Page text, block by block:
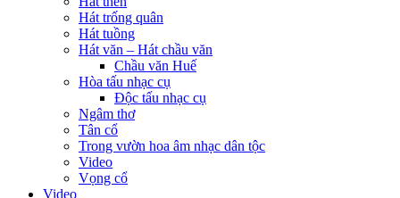
Hát trống quân
Hát tuồng
Hát văn – Hát chầu văn
Chầu văn Huế
Hòa tấu nhạc cụ
Độc tấu nhạc cụ
Ngâm thơ
Tân cổ
Trong vườn hoa âm nhạc dân tộc
Video
Vọng cổ
Video